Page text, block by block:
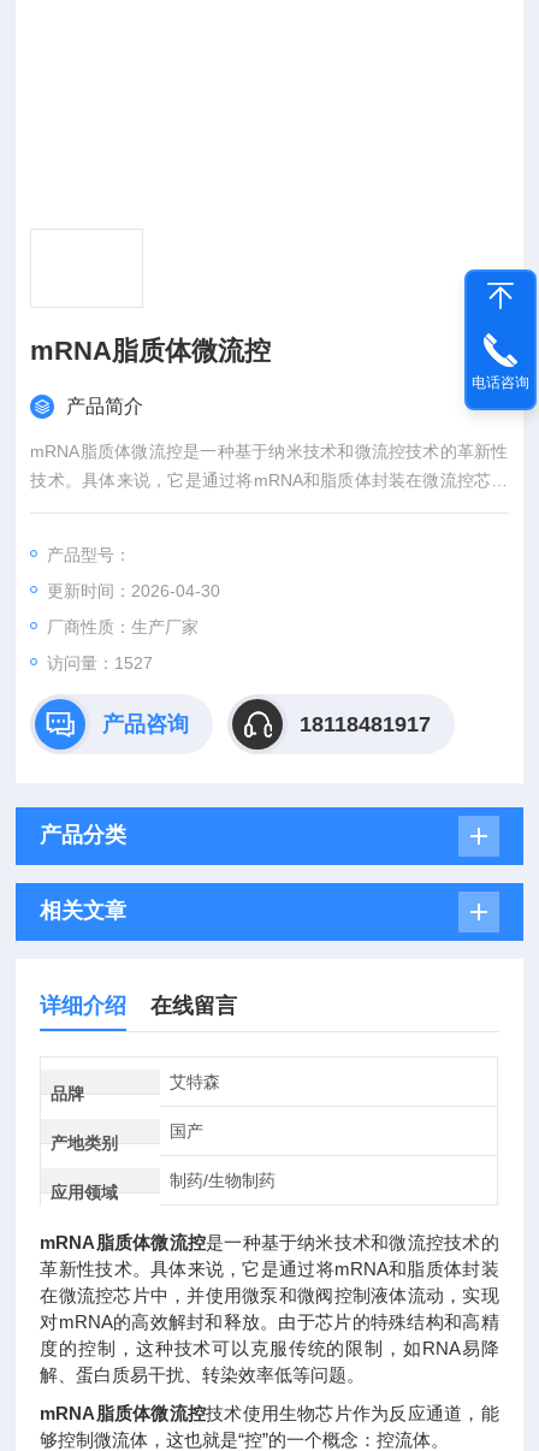
mRNA脂质体微流控
产品简介
mRNA脂质体微流控是一种基于纳米技术和微流控技术的革新性
技术。具体来说，它是通过将mRNA和脂质体封装在微流控芯片
中，并使用微泵和微阀控制液体流动，实现对mRNA的高效解封
服传统的限制，如RNA易降解、蛋白质易干扰、转染效率低等问
题。
产品型号：
更新时间：2026-04-30
厂商性质：生产厂家
访问量：1527
产品咨询 18118481917
产品分类
相关文章
详细介绍 在线留言
品牌
艾特森
产地类别
国产
应用领域
制药/生物制药
mRNA脂质体微流控是一种基于纳米技术和微流控技术的
革新性技术。具体来说，它是通过将mRNA和脂质体封装
在微流控芯片中，并使用微泵和微阀控制液体流动，实现
对mRNA的高效解封和释放。由于芯片的特殊结构和高精
度的控制，这种技术可以克服传统的限制，如RNA易降
解、蛋白质易干扰、转染效率低等问题。
mRNA脂质体微流控技术使用生物芯片作为反应通道，能
够控制微流体，这也就是“控”的一个概念：控流体。
电话咨询